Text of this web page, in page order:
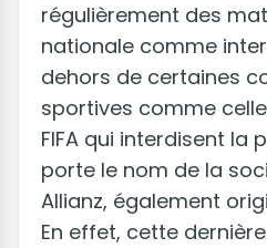
régulièrement des
nationale comme
dehors de certaines
sportives comme
FIFA qui interdisent la
porte le nom de la
Allianz, également
En effet, cette